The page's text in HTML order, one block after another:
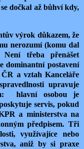
dočkal až bůhví kdy,
výrok důkazem, že
nerozumí (komu dal
třeba přenášet
dominantní postavení
a vztah Kanceláře
upravuje
hlavní osobou je
servis, pokud
a ministerstva na
předpisem. Tři
využívajíce nebo
aniž by si praxe